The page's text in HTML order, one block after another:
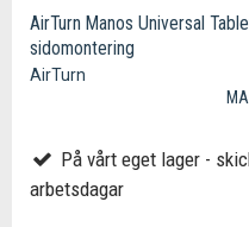
AirTurn Manos Universal
sidomontering
AirTurn
På vårt eget lager -
arbetsdagar